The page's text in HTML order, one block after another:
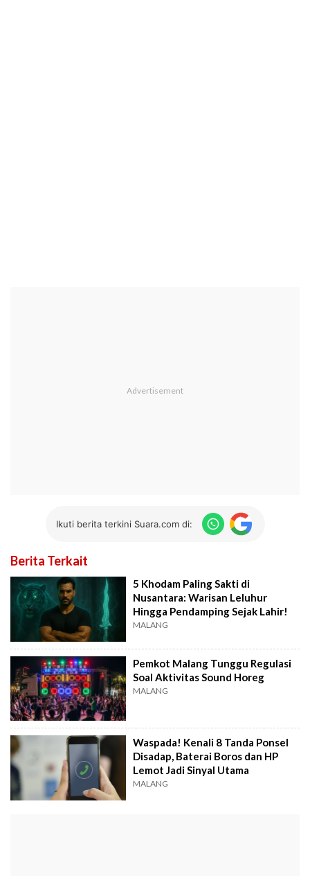
Ikuti berita terkini Suara.com di:
Berita Terkait
5 Khodam Paling Sakti di
Nusantara: Warisan Leluhur
Hingga Pendamping Sejak Lahir!
MALANG
Pemkot Malang Tunggu Regulasi
Soal Aktivitas Sound Horeg
MALANG
Waspada! Kenali 8 Tanda Ponsel
Disadap, Baterai Boros dan HP
Lemot Jadi Sinyal Utama
MALANG